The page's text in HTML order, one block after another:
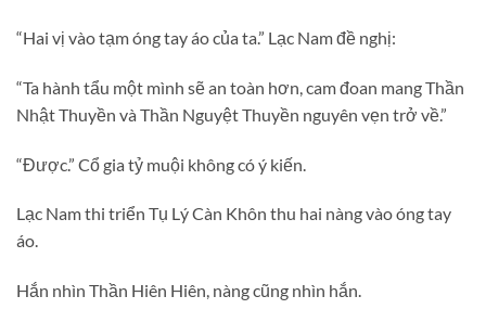
“Hai vị vào tạm óng tay áo của ta.” Lạc Nam đề nghị:
“Ta hành tẩu một mình sẽ an toàn hơn, cam đoan mang Thần
Nhật Thuyền và Thần Nguyệt Thuyền nguyên vẹn trở về.”
“Được.” Cổ gia tỷ muội không có ý kiến.
Lạc Nam thi triển Tụ Lý Càn Khôn thu hai nàng vào óng tay
áo.
Hắn nhìn Thần Hiên Hiên, nàng cũng nhìn hắn.